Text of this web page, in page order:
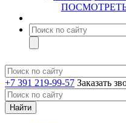
+7 391 219-99-57 Заказать